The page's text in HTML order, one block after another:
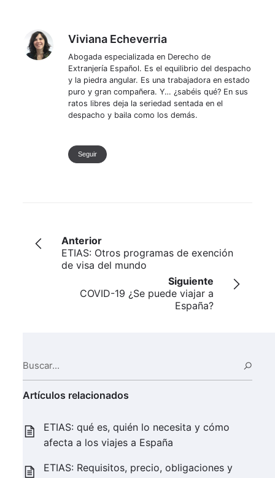
Viviana EcheverriaViviana Echeverria
Abogada especializada en Derecho de
Extranjería Español. Es el equilibrio del despacho
y la piedra angular. Es una trabajadora en estado
puro y gran compañera. Y… ¿sabéis qué? En sus
ratos libres deja la seriedad sentada en el
despacho y baila como los demás.
Seguir
Anterior
ETIAS: Otros programas de exención
de visa del mundo
Siguiente
COVID-19 ¿Se puede viajar a
España?
Artículos relacionados
ETIAS: qué es, quién lo necesita y cómo
afecta a los viajes a España
ETIAS: Requisitos, precio, obligaciones y